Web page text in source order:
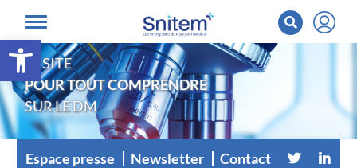
Ouvrir la barre d’outils
LE SITE
POUR TOUT COMPRENDRE
SUR LE DM
Espace presse Newsletter Contact